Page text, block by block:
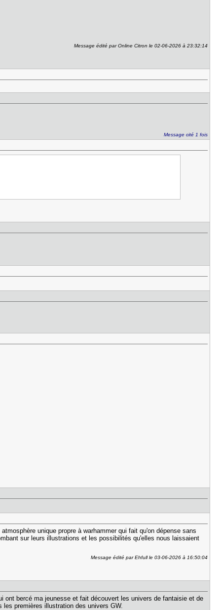
Message édité par Online Citron le 02-06-2026 à 23:32:14
Message cité 1 fois
unique propre à warhammer qui fait qu'on dépense sans
sur leurs illustrations et les possibilités qu'elles nous laissaient
Message édité par Ehfull le 03-06-2026 à 16:50:04
bercé ma jeunesse et fait découvert les univers de fantaisie et de
premières illustration des univers GW.